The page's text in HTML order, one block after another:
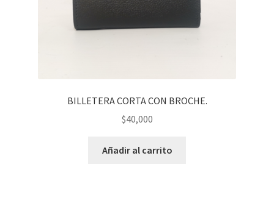
BILLETERA CORTA CON BROCHE.
$40,000
Añadir al carrito